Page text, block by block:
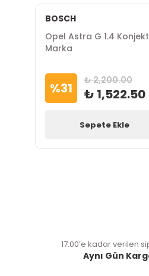
BOSCH
Opel Astra G 1.4
Marka
%31 ₺ 2,200.00
₺ 1,522.50
Sepete Ekle
17:00’e kadar verilen
Aynı Gün